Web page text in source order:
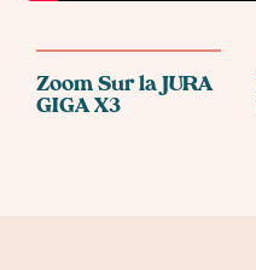
Zoom Sur la JURA
GIGA X3